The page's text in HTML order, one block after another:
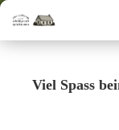
Viel Spass